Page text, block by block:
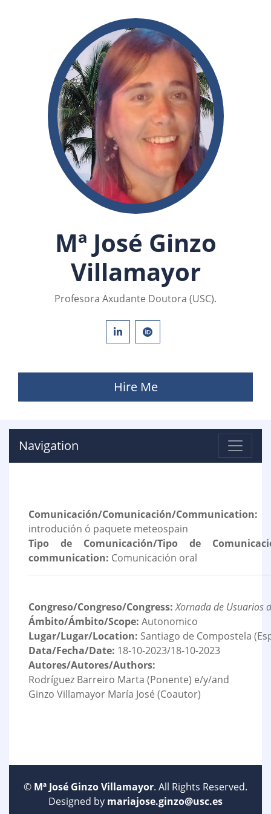
Mª José Ginzo
Villamayor
Profesora Axudante Doutora (USC).
Hire Me
Navigation
Comunicación/Comunicación/Communication:
introdución ó paquete meteospain
Tipo de Comunicación/Tipo de
communication: Comunicación oral
Congreso/Congreso/Congress: Xornada de Usuarios
Ámbito/Ámbito/Scope: Autonomico
Lugar/Lugar/Location: Santiago de Compostela
Data/Fecha/Date: 18-10-2023/18-10-2023
Autores/Autores/Authors:
Rodríguez Barreiro Marta (Ponente) e/y/and
Ginzo Villamayor María José (Coautor)
© Mª José Ginzo Villamayor. All Rights Reserved.
Designed by mariajose.ginzo@usc.es